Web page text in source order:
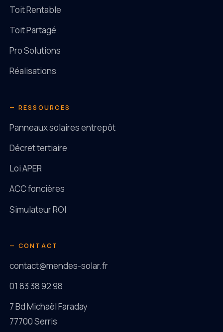
Toit Rentable
Toit Partagé
Pro Solutions
Réalisations
— RESSOURCES
Panneaux solaires entrepôt
Décret tertiaire
Loi APER
ACC foncières
Simulateur ROI
— CONTACT
contact@mendes-solar.fr
01 83 38 92 98
7 Bd Michaël Faraday
77700 Serris